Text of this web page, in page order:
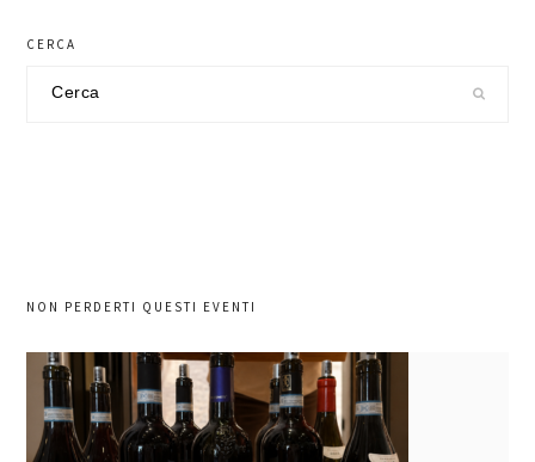
CERCA
NON PERDERTI QUESTI EVENTI